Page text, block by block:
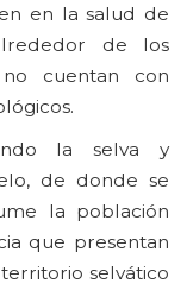
en la salud de
de los
cuentan con
la selva y
de donde se
la población
que presentan
selvático